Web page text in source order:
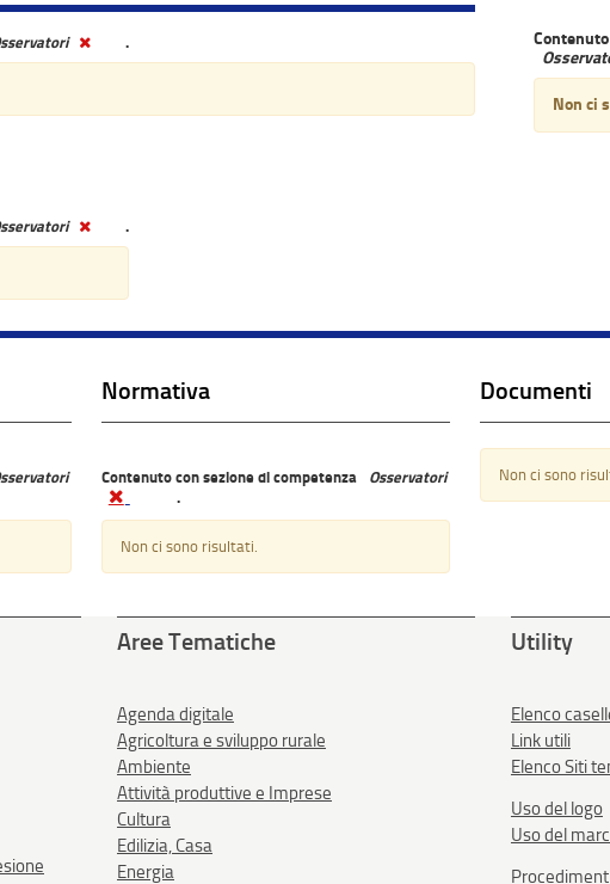
.
Non ci
.
Normativa
Contenuto con sezione di competenza
Osservatori
.
Non ci sono risultati.
Documenti
Non ci sono
Aree Tematiche
Agenda digitale
Agricoltura e sviluppo rurale
Ambiente
Attività produttive e Imprese
Cultura
Edilizia, Casa
Energia
Utility
Elenco
Link utili
Elenco Siti
Uso del logo
Uso del